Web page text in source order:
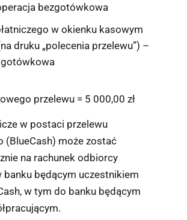
bezgotówkowa
w okienku kasowym
druku „polecenia przelewu”) –
przelewu = 5 000,00 zł
w postaci przelewu
(BlueCash) może zostać
na rachunek odbiorcy
banku będącym uczestnikiem
w tym do banku będącym